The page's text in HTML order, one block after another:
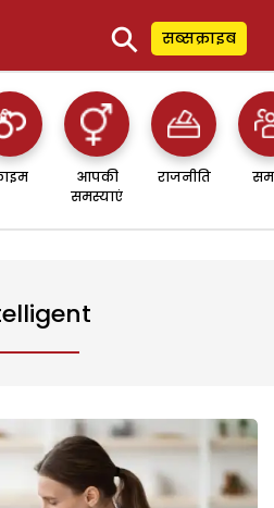
⚲ सब्सक्राइब
आपकी
समस्याएं
राजनीति